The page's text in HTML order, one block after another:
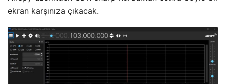
ekran karşınıza çıkacak.